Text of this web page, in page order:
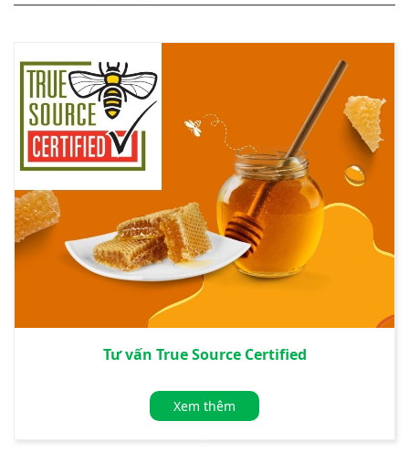
Tư vấn True Source Certified
Xem thêm